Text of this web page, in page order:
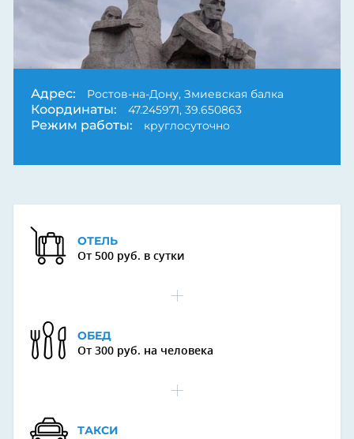
Адрес: Ростов-на-Дону, Змиевская балка
Координаты: 47.245971, 39.650863
Режим работы: круглосуточно
ОТЕЛЬ
От 500 руб. в сутки
ОБЕД
От 300 руб. на человека
ТАКСИ